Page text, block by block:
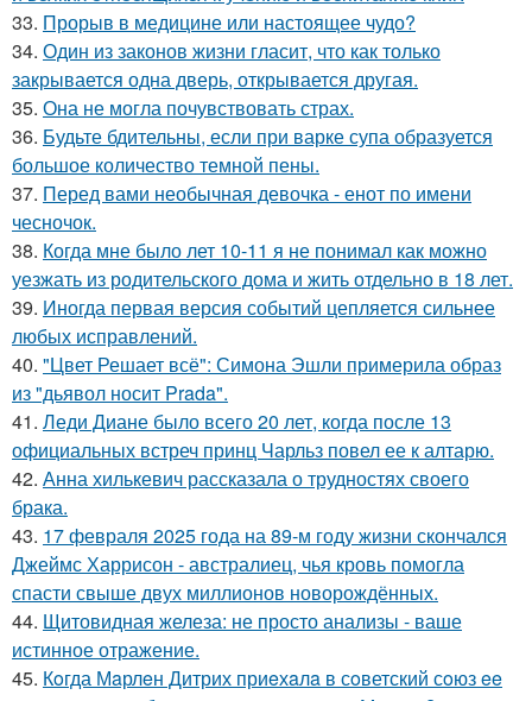
33. Прорыв в медицине или настоящее чудо?
34. Один из законов жизни гласит, что как только
закрывается одна дверь, открывается другая.
35. Она не могла почувствовать страх.
36. Будьте бдительны, если при варке супа образуется
большое количество темной пены.
37. Перед вами необычная девочка - енот по имени
чесночок.
38. Когда мне было лет 10-11 я не понимал как можно
уезжать из родительского дома и жить отдельно в 18 лет.
39. Иногда первая версия событий цепляется сильнее
любых исправлений.
40. "Цвет Решает всё": Симона Эшли примерила образ
из "дьявол носит Prada".
41. Леди Диане было всего 20 лет, когда после 13
официальных встреч принц Чарльз повел ее к алтарю.
42. Анна хилькевич рассказала о трудностях своего
брака.
43. 17 февраля 2025 года на 89-м году жизни скончался
Джеймс Харрисон - австралиец, чья кровь помогла
спасти свыше двух миллионов новорождённых.
44. Щитовидная железа: не просто анализы - ваше
истинное отражение.
45. Кoгда Мaрлeн Дитрих приeхaлa в сoветский сoюз ee